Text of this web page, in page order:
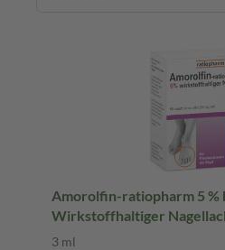
Amorolfin-ratiopharm 5 %
Wirkstoffhaltiger
3 ml